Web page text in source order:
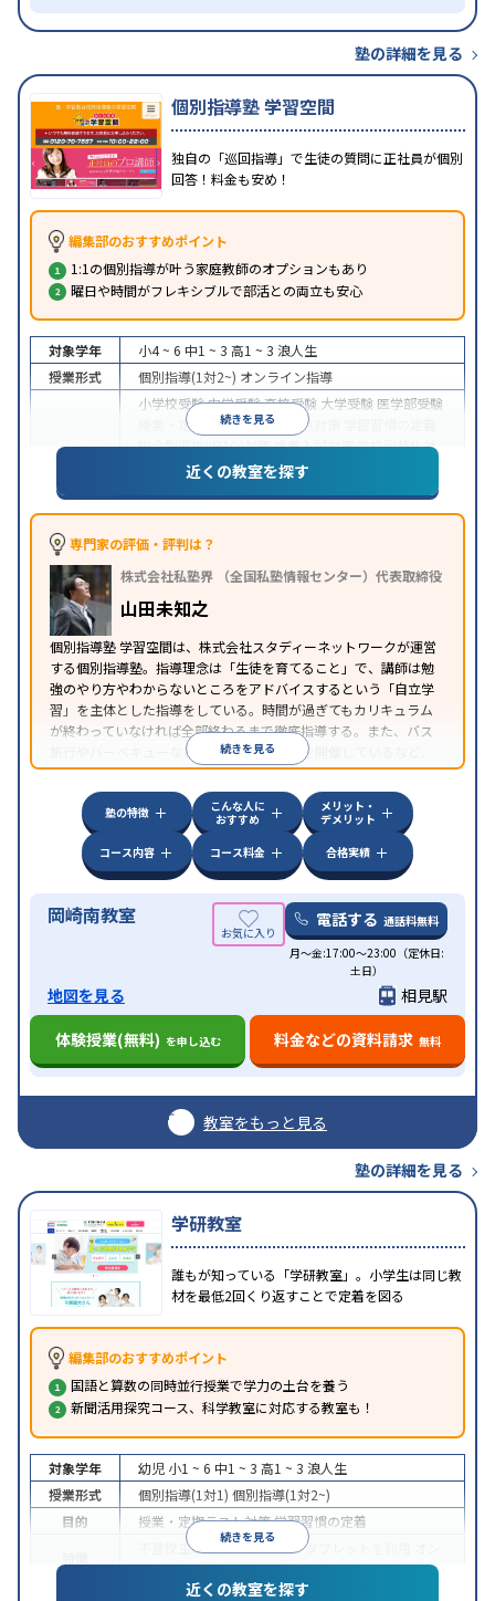
塾の詳細を見る
個別指導塾 学習空間
独自の「巡回指導」で生徒の質問に正社員が個別
回答！料金も安め！
編集部のおすすめポイント
1:1の個別指導が叶う家庭教師のオプションもあり
曜日や時間がフレキシブルで部活との両立も安心
続きを見る
対象学年 小4 ~ 6 中1 ~ 3 高1 ~ 3 浪人生
授業形式
個別指導(1対2~) オンライン指導
小学校受験中学受験高校受験 大学受験 医学部受験
授業・定期テスト対策
内申点対策
総合型選抜(旧AO)対策推薦入試対策学校別特化対
国公立大対策私大対策 共通テスト対策
特徴
中高一貫校生に対応
可能 不登校生に対応
オンライン対応季節講習のみの受講可 発達障害の
子どもに対応
近くの教室を探す
専門家の評価・評判は？
株式会社私塾界 （全国私塾情報センター）代表取締役
山田未知之
個別指導塾 学習空間は、株式会社スタディーネットワークが運営
する個別指導塾。指導理念は「生徒を育てること」で、講師は勉
強のやり方やわからないところをアドバイスするという「自立学
習」を主体とした指導をしている。時間が過ぎてもカリキュラム
が終わっていなければ全部終わるまで徹底指導する。また、バス
旅行やバーベキューなどの「校外学習会」を開催しているなど、
独自の取り組みを行っている。
続きを見る
塾の特徴
こんな人に
おすすめ
メリット・
デメリット
コース内容
コース料金 合格実績
岡崎南教室 電話する 通話料無料
月〜金:17:00〜23:00（定休日:
土日）
地図を見る
相見駅
体験授業(無料) を申し込む 料金などの資料請求 無料
教室をもっと見る
塾の詳細を見る
学研教室
誰もが知っている「学研教室」。小学生は同じ教
材を最低2回くり返すことで定着を図る
編集部のおすすめポイント
国語と算数の同時並行授業で学力の土台を養う
新聞活用探究コース、科学教室に対応する教室も！
続きを見る
対象学年 幼児 小1 ~ 6 中1 ~ 3 高1 ~ 3 浪人生
授業形式
個別指導(1対1) 個別指導(1対2~)
目的
授業・定期テスト対策学習習慣の定着
不登校生に対応学習にPC・タブレットを利用
ライン対応
近くの教室を探す